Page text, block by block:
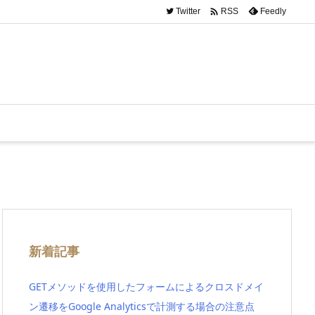
Twitter  RSS Feedly
新着記事
GETメソッドを使用したフォームによるクロスドメイ
ン遷移をGoogle Analyticsで計測する場合の注意点